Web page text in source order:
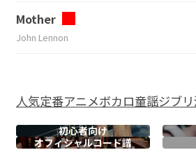
Mother
John Lennon
人気定番アニメボカロ童謡ジブリ
初心者向け
オフィシャルコード譜